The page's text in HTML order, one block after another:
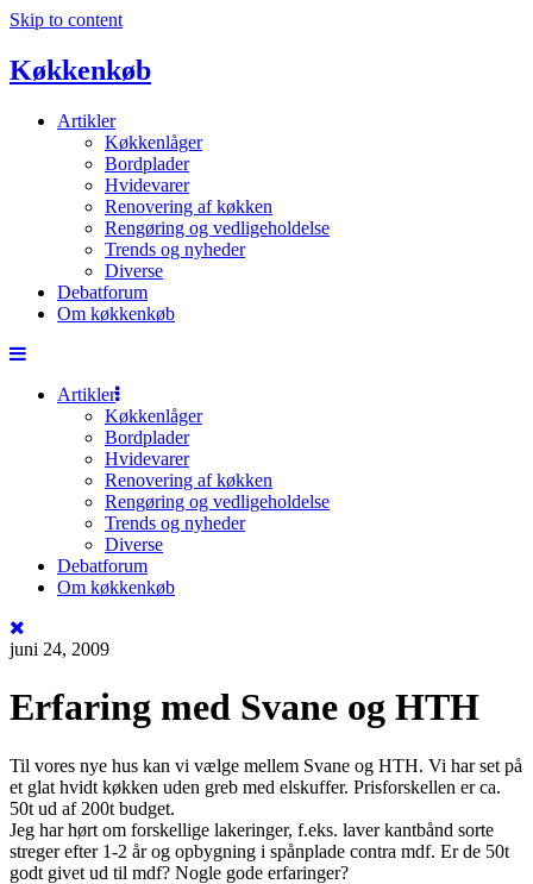
Skip to content
Køkkenkøb
Artikler
Køkkenlåger
Bordplader
Hvidevarer
Renovering af køkken
Rengøring og vedligeholdelse
Trends og nyheder
Diverse
Debatforum
Om køkkenkøb
Artikler
Køkkenlåger
Bordplader
Hvidevarer
Renovering af køkken
Rengøring og vedligeholdelse
Trends og nyheder
Diverse
Debatforum
Om køkkenkøb
juni 24, 2009
Erfaring med Svane og HTH
Til vores nye hus kan vi vælge mellem Svane og HTH. Vi har set på
et glat hvidt køkken uden greb med elskuffer. Prisforskellen er ca.
50t ud af 200t budget.
Jeg har hørt om forskellige lakeringer, f.eks. laver kantbånd sorte
streger efter 1-2 år og opbygning i spånplade contra mdf. Er de 50t
godt givet ud til mdf? Nogle gode erfaringer?